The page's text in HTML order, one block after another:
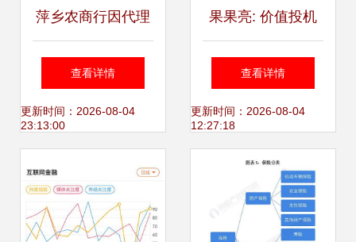
萍乡农商行因代理
保险业务违规被罚
70万，未履行“双
查看详情
更新时间：2026-08-04
23:13:00
果果亮: 价值投机
正当时——正通汽
车深度解析
查看详情
更新时间：2026-08-04
12:27:18